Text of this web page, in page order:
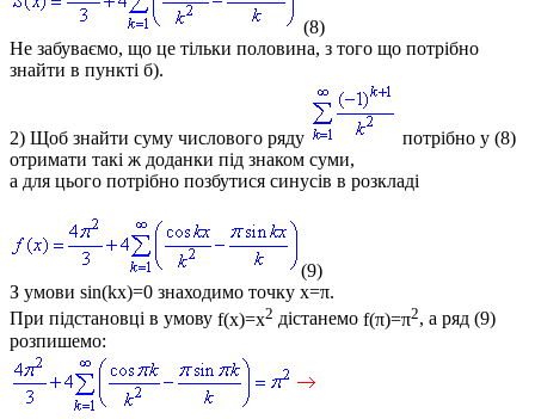
(8)
Не забуваємо, що це тільки половина, з того що потрібно
знайти в пункті б).
2) Щоб знайти суму числового ряду
потрібно у (8)
отримати такі ж доданки під знаком суми,
а для цього потрібно позбутися синусів в розкладі
(9)
З умови sin(kx)=0 знаходимо точку x=π.
При підстановці в умову f(x)=x2 дістанемо f(π)=π2, а ряд (9)
розпишемо: